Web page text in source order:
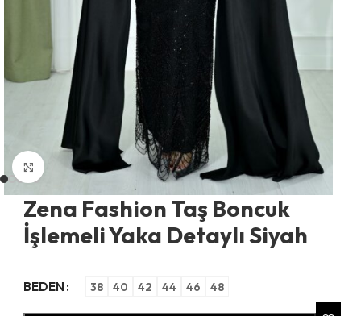
Büyütmek için tıklayın
Zena Fashion Taş Boncuk
İşlemeli Yaka Detaylı Siyah
BEDEN 38 40 42 44 46 48